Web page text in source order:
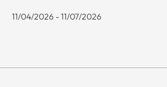
11/04/2026 - 11/07/2026